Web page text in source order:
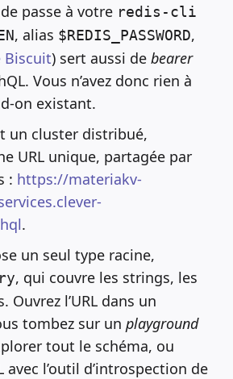
passe à votre redis-cli
, alias $REDIS_PASSWORD,
Biscuit) sert aussi de bearer
Vous n’avez donc rien à
on existant.
un cluster distribué,
URL unique, partagée par
: https://materiakv-
.
un seul type racine,
, qui couvre les strings, les
Ouvrez l’URL dans un
tombez sur un playground
tout le schéma, ou
avec l’outil d’introspection de